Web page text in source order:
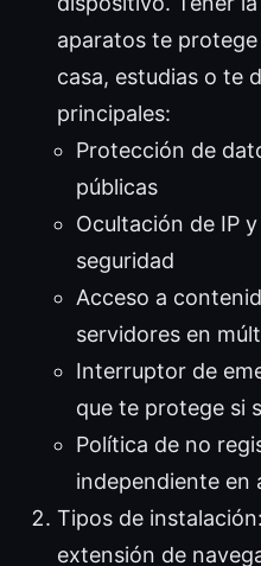
aparatos te
casa, estudias o te
principales:
Protección de
públicas
Ocultación de IP
seguridad
Acceso a
servidores en
Interruptor de
que te protege si
Política de no
independiente en
Tipos de
extensión de